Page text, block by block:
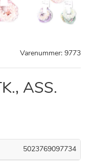
Varenummer: 9773
ASS.
5023769097734